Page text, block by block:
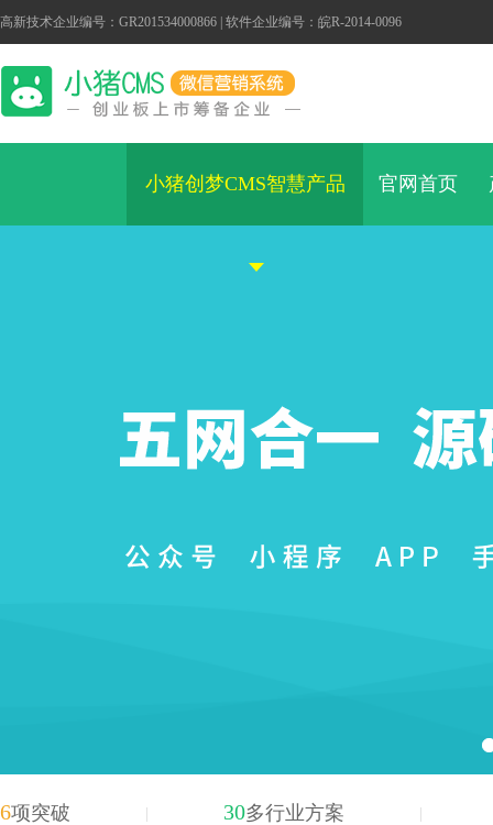
高新技术企业编号：GR201534000866 | 软件企业编号：皖R-2014-0096
小猪创梦CMS智慧产品 官网首页
6项突破 30多行业方案